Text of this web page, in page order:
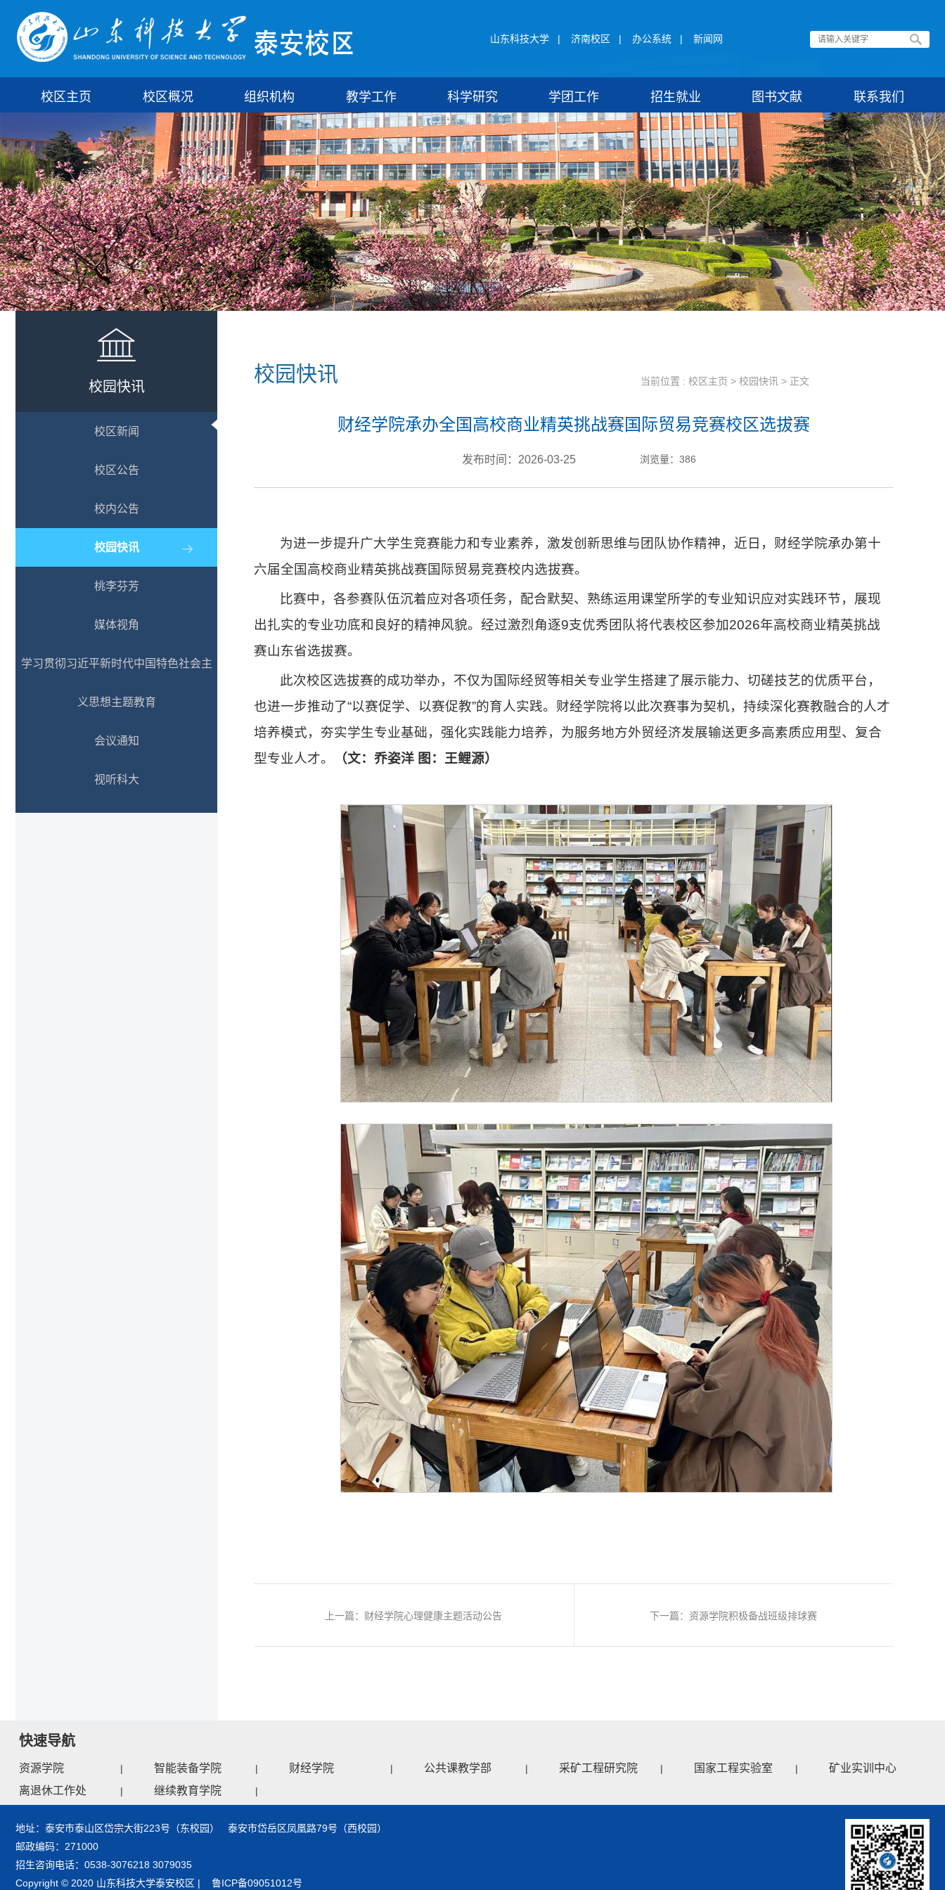
山东科技大学 | 济南校区 | 办公系统 | 新闻网
校区主页 校区概况 组织机构 教学工作 科学研究 学团工作 招生就业 图书文献 联系我们
校园快讯
校区新闻
校区公告
校内公告
校园快讯
桃李芬芳
媒体视角
学习贯彻习近平新时代中国特色社会主
义思想主题教育
会议通知
视听科大
校园快讯 当前位置 : 校区主页 > 校园快讯 > 正文
财经学院承办全国高校商业精英挑战赛国际贸易竞赛校区选拔赛
发布时间：2026-03-25 浏览量： 386
为进一步提升广大学生竞赛能力和专业素养，激发创新思维与团队协作精神，近日，财经学院承办第十
六届全国高校商业精英挑战赛国际贸易竞赛校内选拔赛。
比赛中，各参赛队伍沉着应对各项任务，配合默契、熟练运用课堂所学的专业知识应对实践环节，展现
出扎实的专业功底和良好的精神风貌。经过激烈角逐9支优秀团队将代表校区参加2026年高校商业精英挑战
赛山东省选拔赛。
此次校区选拔赛的成功举办，不仅为国际经贸等相关专业学生搭建了展示能力、切磋技艺的优质平台，
也进一步推动了“以赛促学、以赛促教”的育人实践。财经学院将以此次赛事为契机，持续深化赛教融合的人才
培养模式，夯实学生专业基础，强化实践能力培养，为服务地方外贸经济发展输送更多高素质应用型、复合
型专业人才。
（文：乔姿洋 图：王鲤源）
上一篇：财经学院心理健康主题活动公告 下一篇：资源学院积极备战班级排球赛
快速导航
资源学院 | 智能装备学院 | 财经学院 | 公共课教学部 | 采矿工程研究院 | 国家工程实验室 |
矿业实训中心
离退休工作处
| 继续教育学院 |
地址：泰安市泰山区岱宗大街223号（东校园） 泰安市岱岳区凤凰路79号（西校园）
邮政编码：271000
招生咨询电话：0538-3076218 3079035
Copyright © 2020 山东科技大学泰安校区 | 鲁ICP备09051012号